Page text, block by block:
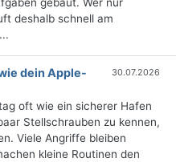
deshalb schnell am
dein Apple-
30.07.2026
oft wie ein sicherer Hafen
Stellschrauben zu kennen,
Viele Angriffe bleiben
kleine Routinen den